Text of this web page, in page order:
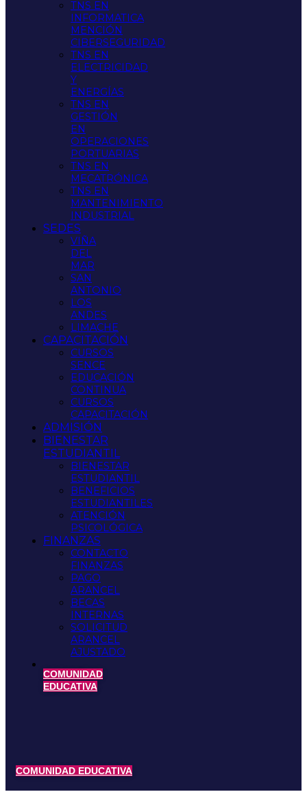
TNS EN
INFORMATICA
MENCIÓN
CIBERSEGURIDAD
TNS EN
ELECTRICIDAD
Y
ENERGÍAS
TNS EN
GESTIÓN
EN
OPERACIONES
PORTUARIAS
TNS EN
MECATRÓNICA
TNS EN
MANTENIMIENTO
INDUSTRIAL
SEDES
VIÑA
DEL
MAR
SAN
ANTONIO
LOS
ANDES
LIMACHE
CAPACITACIÓN
CURSOS
SENCE
EDUCACIÓN
CONTINUA
CURSOS
CAPACITACIÓN
ADMISIÓN
BIENESTAR
ESTUDIANTIL
BIENESTAR
ESTUDIANTIL
BENEFICIOS
ESTUDIANTILES
ATENCIÓN
PSICOLÓGICA
FINANZAS
CONTACTO
FINANZAS
PAGO
ARANCEL
BECAS
INTERNAS
SOLICITUD
ARANCEL
AJUSTADO
COMUNIDAD
EDUCATIVA
COMUNIDAD EDUCATIVA